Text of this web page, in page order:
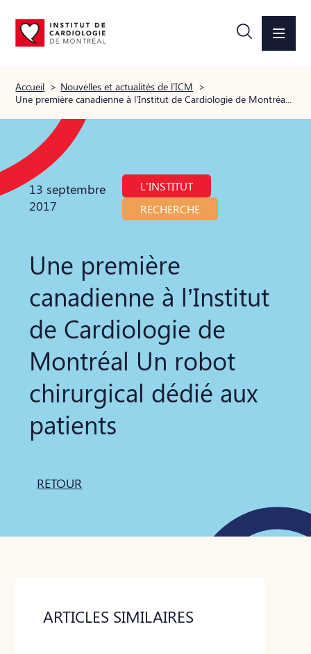
Accueil > Nouvelles et actualités de l’ICM >
13 septembre
2017
L'INSTITUT
RECHERCHE
Une première
canadienne à l’Institut
de Cardiologie de
Montréal Un robot
chirurgical dédié aux
patients
RETOUR
ARTICLES SIMILAIRES